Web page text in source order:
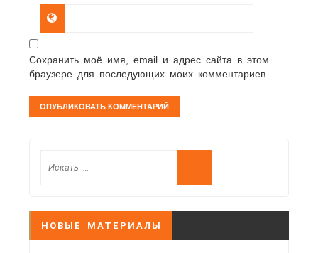
Сохранить моё имя, email и адрес сайта в этом
браузере для последующих моих комментариев.
НОВЫЕ МАТЕРИАЛЫ